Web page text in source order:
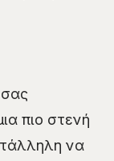
πιο στενή
να